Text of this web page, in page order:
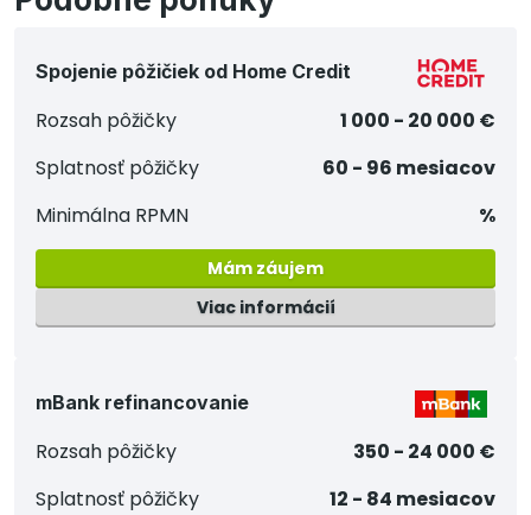
Spojenie pôžičiek od Home Credit
Rozsah pôžičky
1 000 - 20 000 €
Splatnosť pôžičky
60 - 96 mesiacov
Minimálna RPMN
%
Mám záujem
Viac informácií
mBank refinancovanie
Rozsah pôžičky
350 - 24 000 €
Splatnosť pôžičky
12 - 84 mesiacov